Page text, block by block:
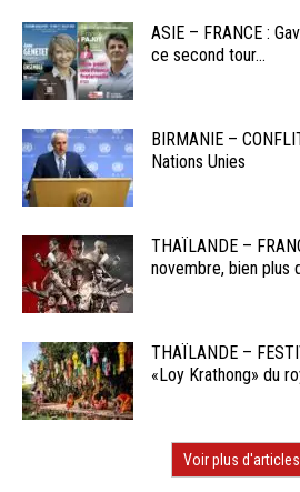
ASIE – FRANCE :
ce second tour...
BIRMANIE –
Nations Unies
THAÏLANDE –
novembre, bien plus
THAÏLANDE –
«Loy Krathong» du
Voir plus d'articles